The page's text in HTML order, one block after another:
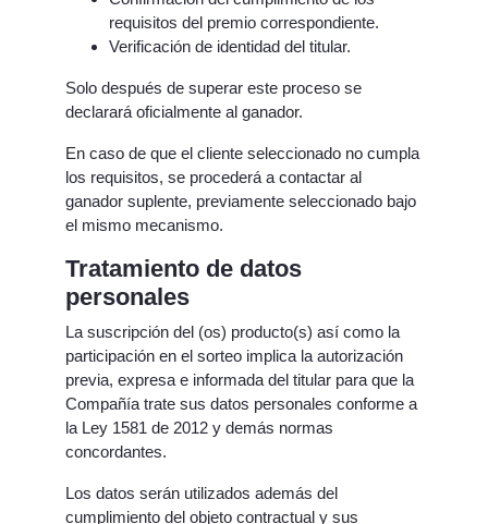
requisitos del premio correspondiente.
Verificación de identidad del titular.
Solo después de superar este proceso se
declarará oficialmente al ganador.
En caso de que el cliente seleccionado no cumpla
los requisitos, se procederá a contactar al
ganador suplente, previamente seleccionado bajo
el mismo mecanismo.
Tratamiento de datos
personales
La suscripción del (os) producto(s) así como la
participación en el sorteo implica la autorización
previa, expresa e informada del titular para que la
Compañía trate sus datos personales conforme a
la Ley 1581 de 2012 y demás normas
concordantes.
Los datos serán utilizados además del
cumplimiento del objeto contractual y sus